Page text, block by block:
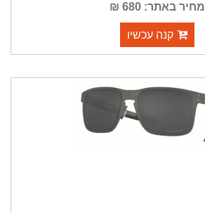
מחיר באתר: 680 ₪
קנה עכשיו